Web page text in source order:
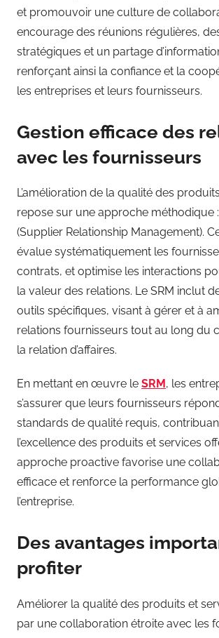
et promouvoir une culture de
encourage des réunions régulières,
stratégiques et un partage
renforçant ainsi la confiance et la
les entreprises et leurs fournisseurs.
Gestion efficace des
avec les fournisseurs
L’amélioration de la qualité des
repose sur une approche méthodique :
(Supplier Relationship Management).
évalue systématiquement les
contrats, et optimise les interactions
la valeur des relations. Le SRM inclut
outils spécifiques, visant à gérer et à
relations fournisseurs tout au long du
la relation d’affaires.
En mettant en œuvre le SRM , les
s’assurer que leurs fournisseurs
standards de qualité requis,
l’excellence des produits et services
approche proactive favorise une
efficace et renforce la performance
l’entreprise.
Des avantages
profiter
Améliorer la qualité des produits et
par une collaboration étroite avec les